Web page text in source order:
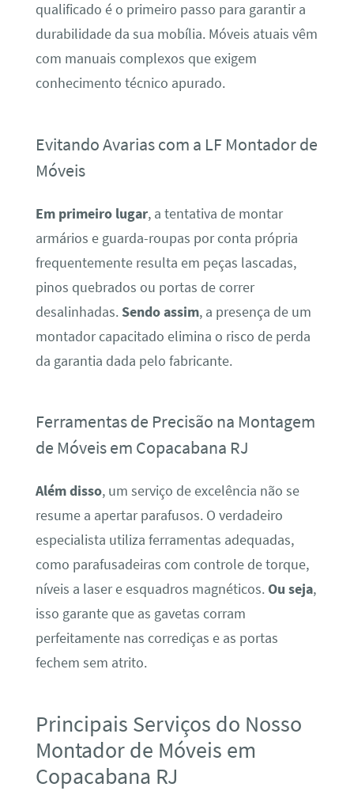
qualificado é o primeiro passo para garantir a
durabilidade da sua mobília. Móveis atuais vêm
com manuais complexos que exigem
conhecimento técnico apurado.
Evitando Avarias com a LF Montador de
Móveis
Em primeiro lugar, a tentativa de montar
armários e guarda-roupas por conta própria
frequentemente resulta em peças lascadas,
pinos quebrados ou portas de correr
desalinhadas. Sendo assim, a presença de um
montador capacitado elimina o risco de perda
da garantia dada pelo fabricante.
Ferramentas de Precisão na Montagem
de Móveis em Copacabana RJ
Além disso, um serviço de excelência não se
resume a apertar parafusos. O verdadeiro
especialista utiliza ferramentas adequadas,
como parafusadeiras com controle de torque,
níveis a laser e esquadros magnéticos.Ou seja,
isso garante que as gavetas corram
perfeitamente nas corrediças e as portas
fechem sem atrito.
Principais Serviços do Nosso
Montador de Móveis em
Copacabana RJ